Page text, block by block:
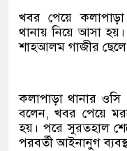
খবর পেয়ে
থানায় নিয়ে আসা
শাহআলম গাজীর
কলাপাড়া থানার ওসি
বলেন, খবর পেয়ে
হয়। পরে সুরতহাল
পরবর্তী আইনানুগ